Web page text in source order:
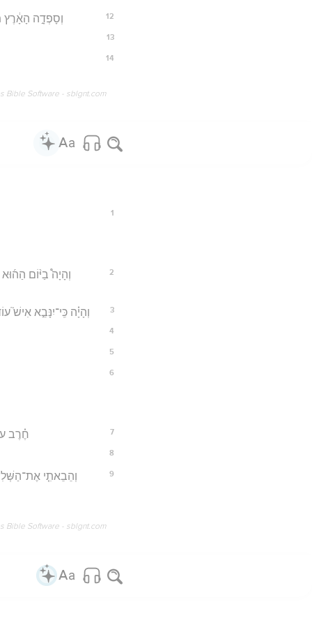
12 וְסָפְדָ֣ה הָאָ֔רֶץ
13
14
Bible Software - sblgnt.com
1
2
וְהָיָה֩ בַיּ֨וֹם
3 וְהָיָ֗ה כִּֽי־יִנָּבֵ֣א אִישׁ֮
4
5
6
7 חֶ֗רֶב
8
9
וְהֵבֵאתִ֤י
Bible Software - sblgnt.com